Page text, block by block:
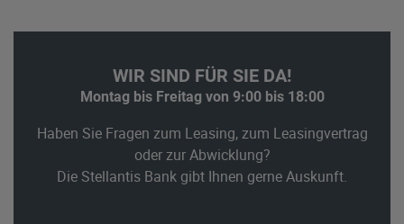
WIR SIND FÜR SIE DA!
Montag bis Freitag von 9:00 bis 18:00
Haben Sie Fragen zum Leasing, zum Leasingvertrag
oder zur Abwicklung?
Die Stellantis Bank gibt Ihnen gerne Auskunft.